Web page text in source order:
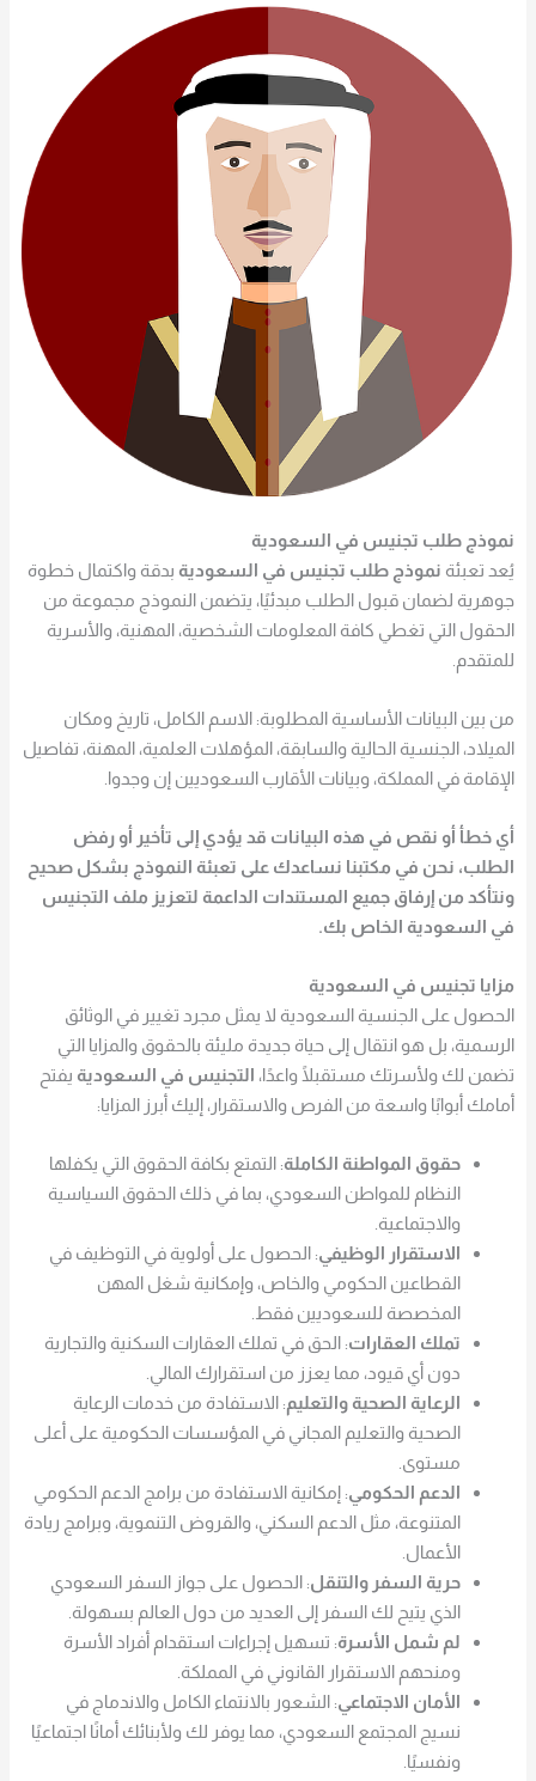
نموذج طلب تجنيس في السعودية
يُعد تعبئة نموذج طلب تجنيس في السعودية بدقة واكتمال خطوة
جوهرية لضمان قبول الطلب مبدئيًا، يتضمن النموذج مجموعة من
الحقول التي تغطي كافة المعلومات الشخصية، المهنية، والأسرية
للمتقدم.
من بين البيانات الأساسية المطلوبة: الاسم الكامل، تاريخ ومكان
الميلاد، الجنسية الحالية والسابقة، المؤهلات العلمية، المهنة، تفاصيل
الإقامة في المملكة، وبيانات الأقارب السعوديين إن وجدوا.
أي خطأ أو نقص في هذه البيانات قد يؤدي إلى تأخير أو رفض
الطلب، نحن في مكتبنا نساعدك على تعبئة النموذج بشكل صحيح
ونتأكد من إرفاق جميع المستندات الداعمة لتعزيز ملف التجنيس
في السعودية الخاص بك.
مزايا تجنيس في السعودية
الحصول على الجنسية السعودية لا يمثل مجرد تغيير في الوثائق
الرسمية، بل هو انتقال إلى حياة جديدة مليئة بالحقوق والمزايا التي
تضمن لك ولأسرتك مستقبلًا واعدًا، التجنيس في السعودية يفتح
أمامك أبوابًا واسعة من الفرص والاستقرار، إليك أبرز المزايا:
حقوق المواطنة الكاملة: التمتع بكافة الحقوق التي يكفلها
النظام للمواطن السعودي، بما في ذلك الحقوق السياسية
والاجتماعية.
الاستقرار الوظيفي: الحصول على أولوية في التوظيف في
القطاعين الحكومي والخاص، وإمكانية شغل المهن
المخصصة للسعوديين فقط.
تملك العقارات: الحق في تملك العقارات السكنية والتجارية
دون أي قيود، مما يعزز من استقرارك المالي.
الرعاية الصحية والتعليم: الاستفادة من خدمات الرعاية
الصحية والتعليم المجاني في المؤسسات الحكومية على أعلى
مستوى.
الدعم الحكومي: إمكانية الاستفادة من برامج الدعم الحكومي
المتنوعة، مثل الدعم السكني، والقروض التنموية، وبرامج ريادة
الأعمال.
حرية السفر والتنقل: الحصول على جواز السفر السعودي
الذي يتيح لك السفر إلى العديد من دول العالم بسهولة.
لم شمل الأسرة: تسهيل إجراءات استقدام أفراد الأسرة
ومنحهم الاستقرار القانوني في المملكة.
الأمان الاجتماعي: الشعور بالانتماء الكامل والاندماج في
نسيج المجتمع السعودي، مما يوفر لك ولأبنائك أمانًا اجتماعيًا
ونفسيًا.